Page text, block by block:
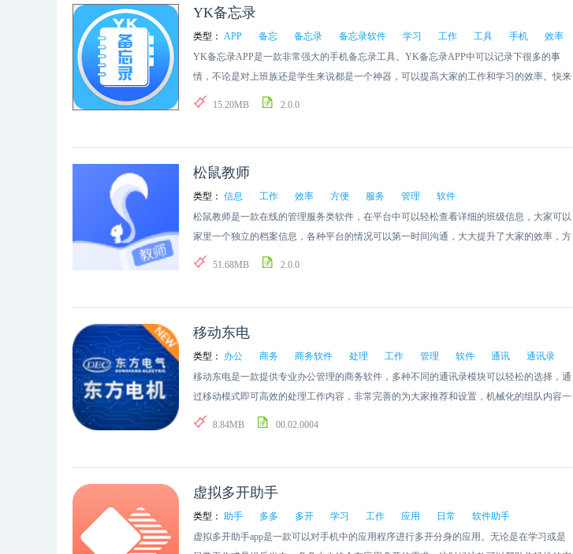
YK备忘录
类型： APP 备忘 备忘录 备忘录软件 学习 工作 工具 手机 效率
YK备忘录APP是一款非常强大的手机备忘录工具。YK备忘录APP中可以记录下很多的事
情，不论是对上班族还是学生来说都是一个神器，可以提高大家的工作和学习的效率。快来
下载使用吧。
15.20MB 2.0.0
松鼠教师
类型： 信息 工作 效率 方便 服务 管理
软件
松鼠教师是一款在线的管理服务类软件，在平台中可以轻松查看详细的班级信息，大家可以
家里一个独立的档案信息，各种平台的情况可以第一时间沟通，大大提升了大家的效率，方
便及时的查看最新的内容，查看工作数据。
51.68MB 2.0.0
移动东电
类型： 办公 商务 商务软件 处理 工作 管理 软件 通讯
通讯录
移动东电是一款提供专业办公管理的商务软件，多种不同的通讯录模块可以轻松的选择，通
过移动模式即可高效的处理工作内容，非常完善的为大家推荐和设置，机械化的组队内容一
目了然的搭配出来。
8.84MB 00.02.0004
虚拟多开助手
类型： 助手 多多 多开 学习 工作 应用 日常
软件助手
虚拟多开助手app是一款可以对手机中的应用程序进行多开分身的应用。无论是在学习或是